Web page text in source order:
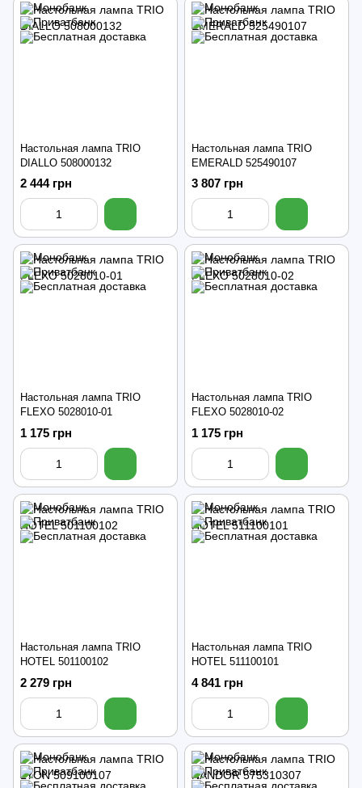
Настольная лампа TRIO
DIALLO 508000132
2 444 грн
Настольная лампа TRIO
EMERALD 525490107
3 807 грн
Настольная лампа TRIO
FLEXO 5028010-01
1 175 грн
Настольная лампа TRIO
FLEXO 5028010-02
1 175 грн
Настольная лампа TRIO
HOTEL 501100102
2 279 грн
Настольная лампа TRIO
HOTEL 511100101
4 841 грн